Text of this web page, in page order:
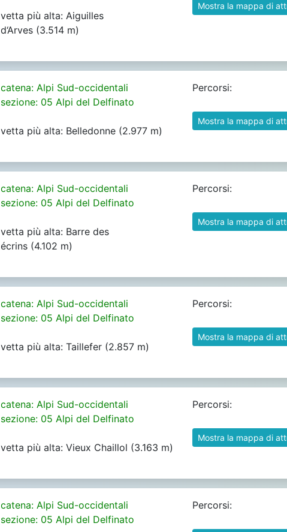
vetta più alta: Aiguilles
d‘Arves (3.514 m)
Mostra la mappa di
catena: Alpi Sud-occidentali
sezione: 05 Alpi del Delfinato
vetta più alta: Belledonne (2.977 m)
Percorsi:
Mostra la mappa di
catena: Alpi Sud-occidentali
sezione: 05 Alpi del Delfinato
vetta più alta: Barre des
écrins (4.102 m)
Percorsi:
Mostra la mappa di
catena: Alpi Sud-occidentali
sezione: 05 Alpi del Delfinato
vetta più alta: Taillefer (2.857 m)
Percorsi:
Mostra la mappa di
catena: Alpi Sud-occidentali
sezione: 05 Alpi del Delfinato
vetta più alta: Vieux Chaillol (3.163 m)
Percorsi:
Mostra la mappa di
catena: Alpi Sud-occidentali
sezione: 05 Alpi del Delfinato
Percorsi: